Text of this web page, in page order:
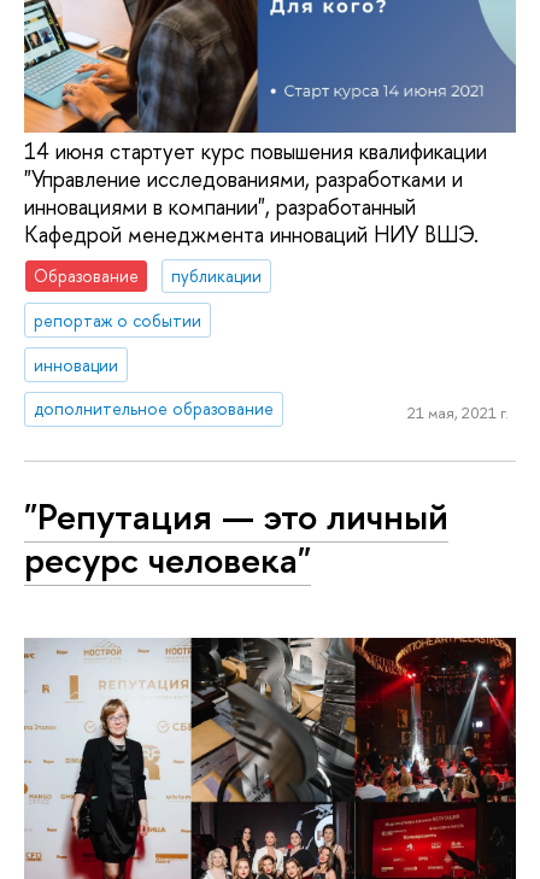
14 июня стартует курс повышения квалификации
"Управление исследованиями, разработками и
инновациями в компании", разработанный
Кафедрой менеджмента инноваций НИУ ВШЭ.
Образование
публикации
репортаж о событии
инновации
дополнительное образование
21 мая, 2021 г.
"Репутация — это личный
ресурс человека"